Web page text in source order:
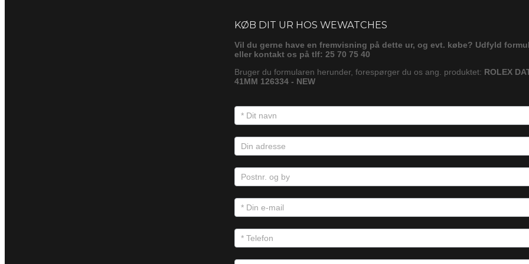
KØB DIT UR HOS WEWATCHES
Vil du gerne have en fremvisning på dette ur, og evt. købe? Udfyld
eller kontakt os på tlf: 25 70 75 40
Bruger du formularen herunder, forespørger du os ang. produktet: ROLEX
41MM 126334 - NEW